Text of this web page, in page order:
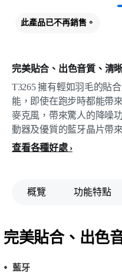
完美貼合、出色音質、清
T3265 擁有輕如羽毛的貼
能，即使在跑步時都能帶
麥克風，帶來驚人的降噪
動器及優質的藍牙晶片帶
查看各種好處
此產品已不再銷售。
概覽 功能特點
完美貼合、出色
藍牙